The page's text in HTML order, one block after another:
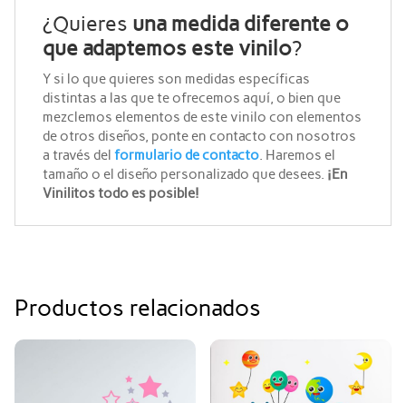
¿Quieres una medida diferente o
que adaptemos este vinilo?
Y si lo que quieres son medidas específicas
distintas a las que te ofrecemos aquí, o bien que
mezclemos elementos de este vinilo con elementos
de otros diseños, ponte en contacto con nosotros
a través del formulario de contacto. Haremos el
tamaño o el diseño personalizado que desees. ¡En
Vinilitos todo es posible!
Productos relacionados